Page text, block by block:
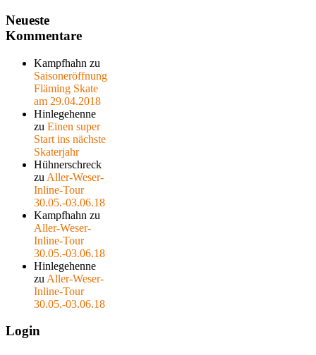
Neueste
Kommentare
Kampfhahn zu
Saisoneröffnung
Fläming Skate
am 29.04.2018
Hinlegehenne
zu Einen super
Start ins nächste
Skaterjahr
Hühnerschreck
zu Aller-Weser-
Inline-Tour
30.05.-03.06.18
Kampfhahn zu
Aller-Weser-
Inline-Tour
30.05.-03.06.18
Hinlegehenne
zu Aller-Weser-
Inline-Tour
30.05.-03.06.18
Login